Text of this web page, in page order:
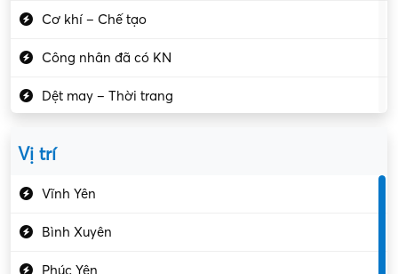
Cơ khí – Chế tạo
Công nhân đã có KN
Dệt may – Thời trang
Vị trí
Vĩnh Yên
Bình Xuyên
Phúc Yên